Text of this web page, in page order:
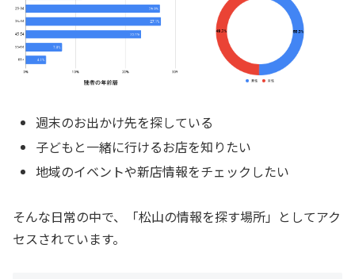
週末のお出かけ先を探している
子どもと一緒に行けるお店を知りたい
地域のイベントや新店情報をチェックしたい
そんな日常の中で、「松山の情報を探す場所」としてアク
セスされています。